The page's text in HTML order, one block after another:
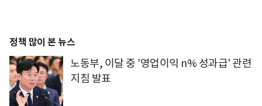
정책 많이 본 뉴스
노동부, 이달 중 '영업이익 n% 성과급' 관련
지침 발표